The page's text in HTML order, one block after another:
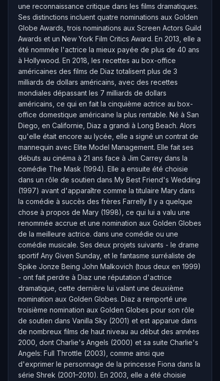
une reconnaissance critique dans les films dramatiques.
Ses distinctions incluent quatre nominations aux Golden
Globe Awards, trois nominations aux Screen Actors Guild
Awards et un New York Film Critics Award. En 2013, elle a
été nommée l'actrice la mieux payée de plus de 40 ans
à Hollywood. En 2018, les recettes au box-office
américaines des films de Diaz totalisent plus de 3
milliards de dollars américains, avec des recettes
mondiales dépassant les 7 milliards de dollars
américains, ce qui en fait la cinquième actrice au box-
office domestique américaine la plus rentable. Né à San
Diego, en Californie, Diaz a grandi à Long Beach. Alors
qu'elle était encore au lycée, elle a signé un contrat de
mannequin avec Elite Model Management. Elle fait ses
débuts au cinéma à 21 ans face à Jim Carrey dans la
comédie The Mask (1994). Elle a ensuite été choisie
dans un rôle de soutien dans My Best Friend's Wedding
(1997) avant d'apparaître comme la titulaire Mary dans
la comédie à succès des frères Farrelly Il y a quelque
chose à propos de Mary (1998), ce qui lui a valu une
renommée accrue et une nomination aux Golden Globes
de la meilleure actrice. dans une comédie ou une
comédie musicale. Ses deux projets suivants - le drame
sportif Any Given Sunday, et le fantasme surréaliste de
Spike Jonze Being John Malkovich (tous deux en 1999)
- ont fait perdre à Diaz une réputation d'actrice
dramatique, cette dernière lui valant une deuxième
nomination aux Golden Globes. Diaz a remporté une
troisième nomination aux Golden Globes pour son rôle
de soutien dans Vanilla Sky (2001) et est apparue dans
de nombreux films de haut niveau au début des années
2000, dont Charlie's Angels (2000) et sa suite Charlie's
Angels: Full Throttle (2003), comme ainsi que
d'exprimer le personnage de la princesse Fiona dans la
série Shrek (2001–2010). En 2003, elle a été choisie